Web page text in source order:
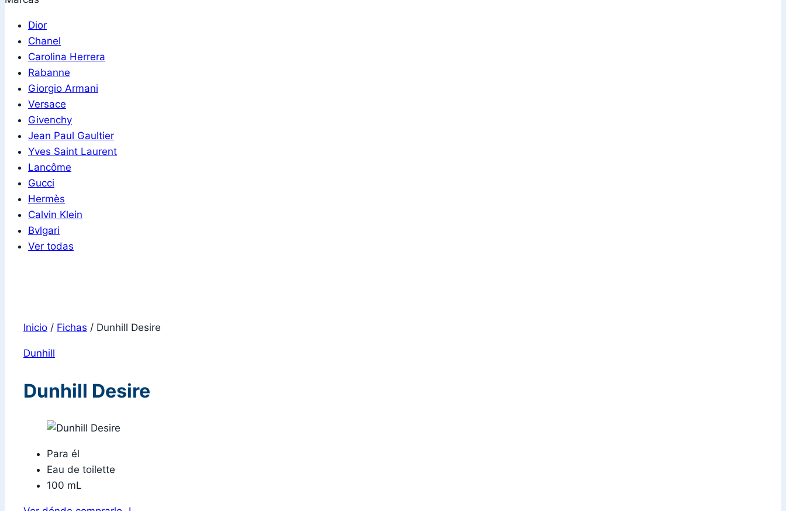
Dior
Chanel
Carolina Herrera
Rabanne
Giorgio Armani
Versace
Givenchy
Jean Paul Gaultier
Yves Saint Laurent
Lancôme
Gucci
Hermès
Calvin Klein
Bvlgari
Ver todas
Inicio / Fichas / Dunhill Desire
Dunhill
Dunhill Desire
Para él
Eau de toilette
100 mL